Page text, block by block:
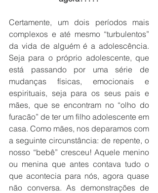
Certamente, um dois períodos mais
complexos e até mesmo “turbulentos”
da vida de alguém é a adolescência.
Seja para o próprio adolescente, que
está passando por uma série de
mudanças físicas, emocionais e
espirituais, seja para os seus pais e
mães, que se encontram no “olho do
furacão” de ter um filho adolescente em
casa. Como mães, nos deparamos com
a seguinte circunstância: de repente, o
nosso “bebê” cresceu! Aquele menino
ou menina que antes contava tudo o
que acontecia para nós, agora quase
não conversa. As demonstrações de